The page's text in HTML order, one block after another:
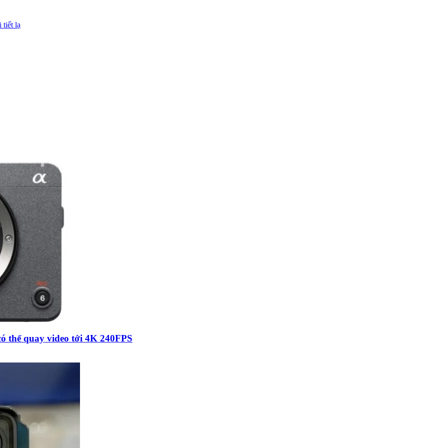
tiết lạ
thể quay video tới 4K 240FPS